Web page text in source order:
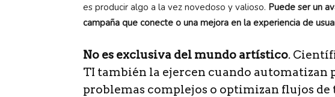
es producir algo a la vez novedoso y valioso. Puede ser un
campaña que conecte o una mejora en la experiencia de
No es exclusiva del mundo artístico.
TI también la ejercen cuando automatizan
problemas complejos o optimizan flujos de